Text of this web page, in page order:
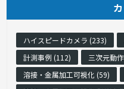
ハイスピードカメラ (233)
計測事例 (112)
三次元動
溶接・金属加工可視化 (59)